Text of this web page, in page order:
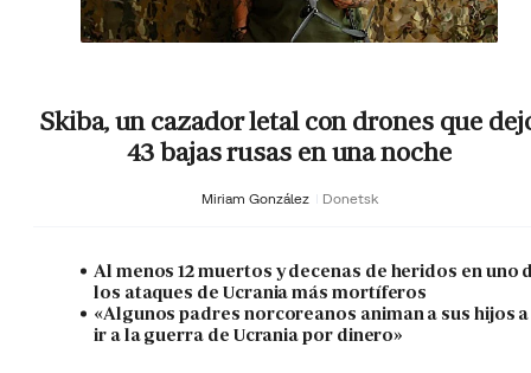
Skiba, un cazador letal con drones que
43 bajas rusas en una noche
Miriam González Donetsk
Al menos 12 muertos y decenas de heridos en uno
los ataques de Ucrania más mortíferos
«Algunos padres norcoreanos animan a sus hijos a
ir a la guerra de Ucrania por dinero»